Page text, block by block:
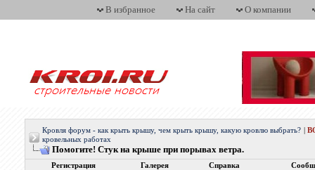
В избранное На сайт О компании
Кровля форум - как крыть крышу, чем крыть крышу, какую кровлю выбрать?
кровельных работах
Помогите! Стук на крыше при порывах ветра.
Регистрация Галерея Справка